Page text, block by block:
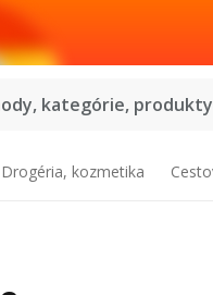
kategórie,
Drogéria, kozmetika